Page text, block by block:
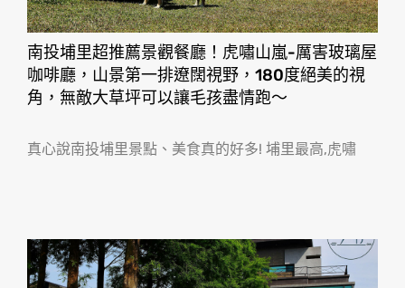
南投埔里超推薦景觀餐廳！虎嘯山嵐-厲害玻璃屋
咖啡廳，山景第一排遼闊視野，180度絕美的視
角，無敵大草坪可以讓毛孩盡情跑〜
真心說南投埔里景點、美食真的好多! 埔里最高,虎嘯